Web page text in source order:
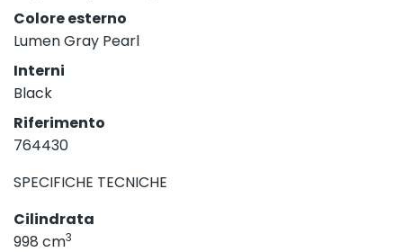
Colore esterno
Lumen Gray Pearl
Interni
Black
Riferimento
764430
SPECIFICHE TECNICHE
Cilindrata
998 cm3